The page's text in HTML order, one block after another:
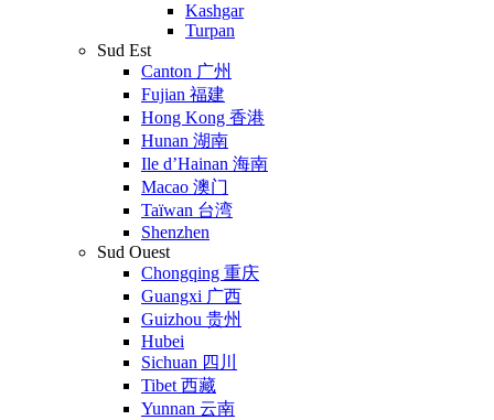
Kashgar
Turpan
Sud Est
Canton 广州
Fujian 福建
Hong Kong 香港
Hunan 湖南
Ile d’Hainan 海南
Macao 澳门
Taïwan 台湾
Shenzhen
Sud Ouest
Chongqing 重庆
Guangxi 广西
Guizhou 贵州
Hubei
Sichuan 四川
Tibet 西藏
Yunnan 云南